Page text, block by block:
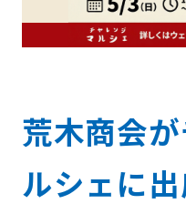
荒木商会
ルシェに